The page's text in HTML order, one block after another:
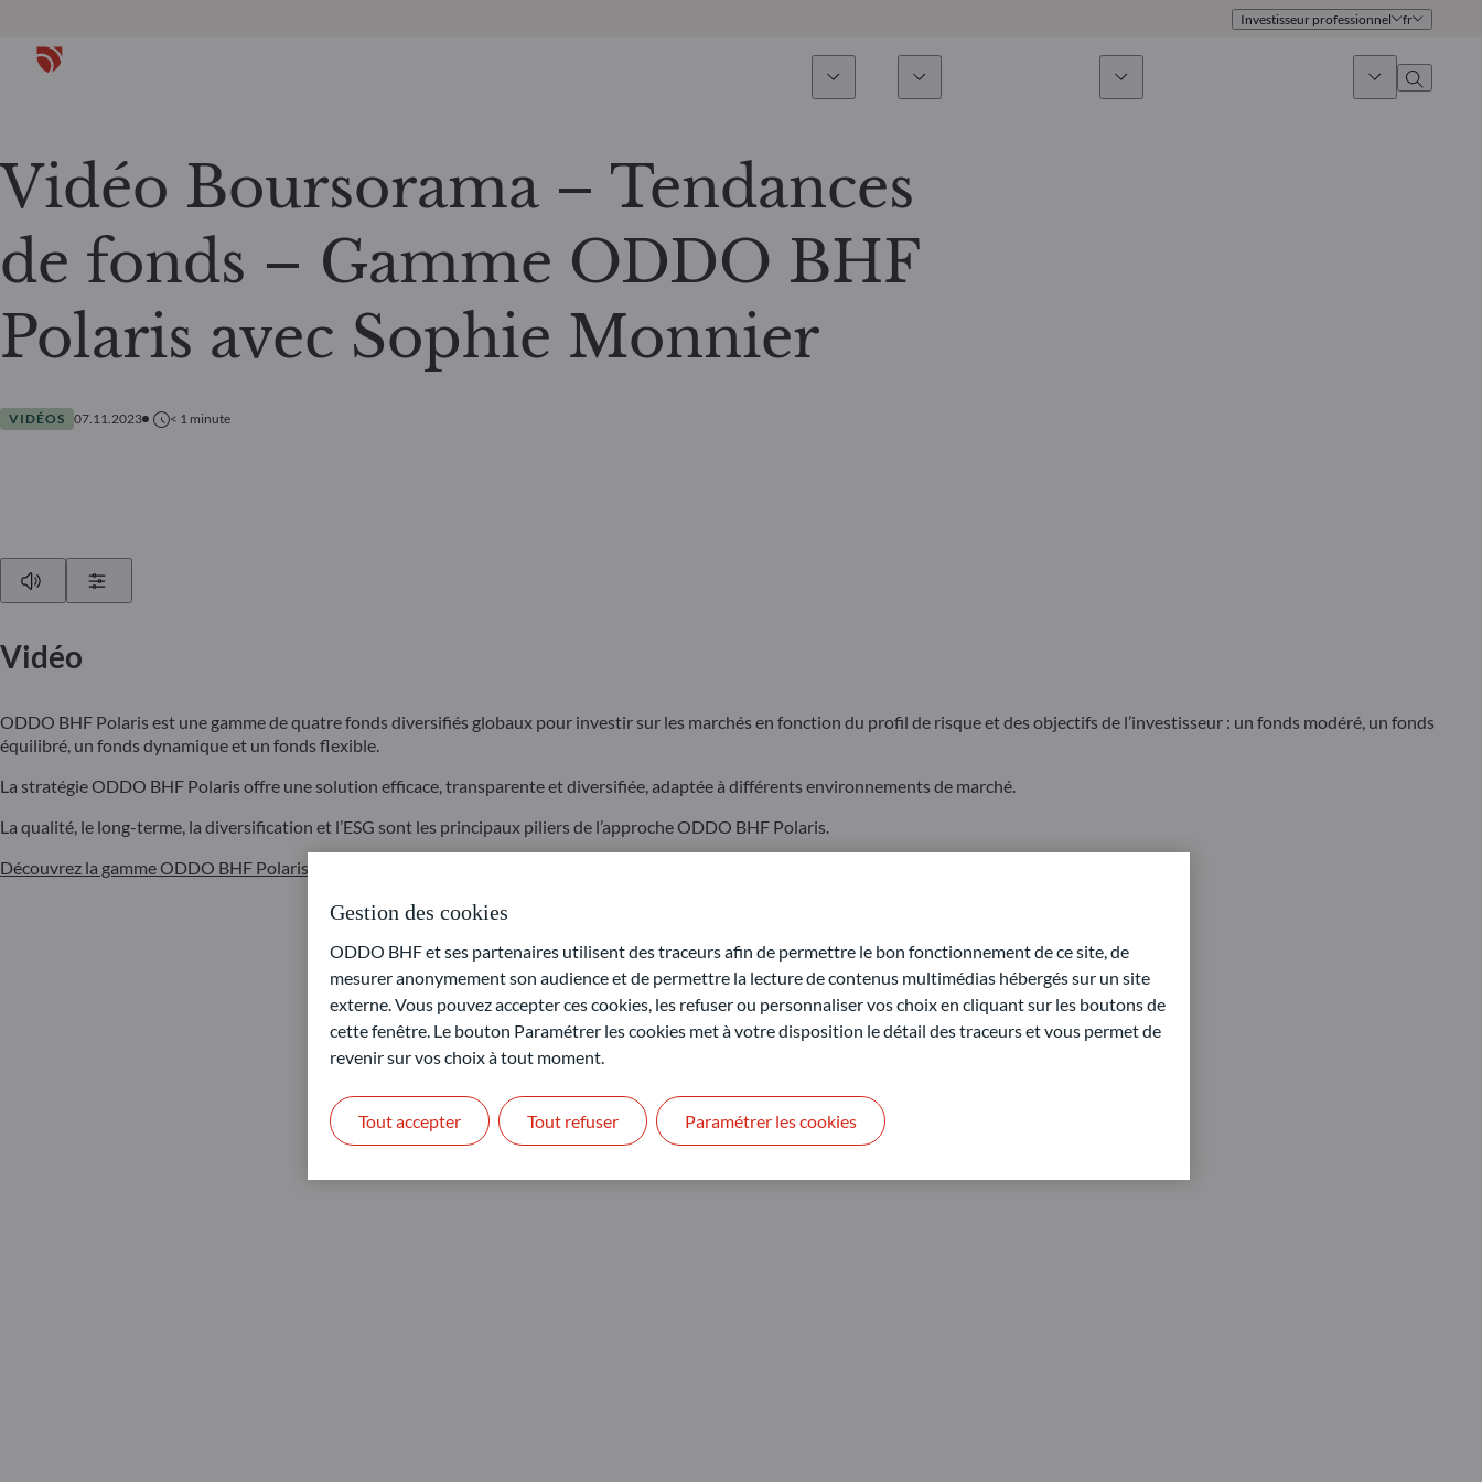
Investisseur professionnel fr
Actions
Obligations
Multi-Actifs
Sélection de fonds
Comment souscrire ?
Vidéo Boursorama – Tendances
de fonds – Gamme ODDO BHF
Polaris avec Sophie Monnier
VIDÉOS 07.11.2023 < 1 minute
Vidéo
ODDO BHF Polaris est une gamme de quatre fonds diversifiés globaux pour investir sur les marchés en fonction du profil de risque et des objectifs de l’investisseur : un fonds modéré, un fonds
équilibré, un fonds dynamique et un fonds flexible.
La stratégie ODDO BHF Polaris offre une solution efficace, transparente et diversifiée, adaptée à différents environnements de marché.
La qualité, le long-terme, la diversification et l’ESG sont les principaux piliers de l’approche ODDO BHF Polaris.
Découvrez la gamme ODDO BHF Polaris en vidéo
Gestion des cookies
ODDO BHF et ses partenaires utilisent des traceurs afin de permettre le bon fonctionnement de ce site, de
mesurer anonymement son audience et de permettre la lecture de contenus multimédias hébergés sur un site
externe. Vous pouvez accepter ces cookies, les refuser ou personnaliser vos choix en cliquant sur les boutons de
cette fenêtre. Le bouton Paramétrer les cookies met à votre disposition le détail des traceurs et vous permet de
revenir sur vos choix à tout moment.
Tout refuser
Tout accepter Paramétrer les cookies